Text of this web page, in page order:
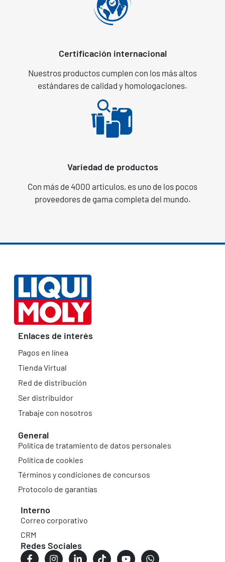
Certificación internacional
Nuestros productos cumplen con los más altos
estándares de calidad y homologaciones.
Variedad de productos
Con más de 4000 artículos, es uno de los pocos
proveedores de gama completa del mundo.
Enlaces de interés
Pagos en línea
Tienda Virtual
Red de distribución
Ser distribuidor
Trabaje con nosotros
General
Política de tratamiento de datos personales
Política de cookies
Términos y condiciones de concursos
Protocolo de garantías
Interno
Correo corporativo
CRM
Redes Sociales